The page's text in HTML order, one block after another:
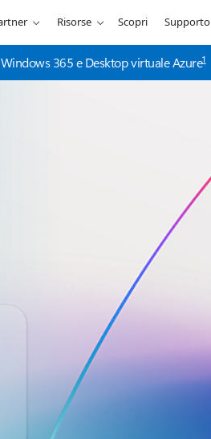
Risorse Scopri Supporto
365 e Desktop virtuale Azure1